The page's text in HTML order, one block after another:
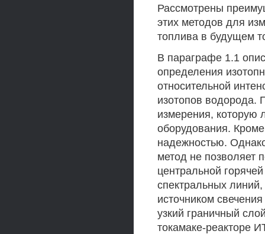
Рассмотрены
этих методов для
топлива в будущем
В параграфе 1.1
определения
относительной
изотопов водорода.
измерения, которую
оборудования. Кроме
надежностью.
метод не позволяет
центральной
спектральных
источником
узкий граничный
токамаке-реакторе